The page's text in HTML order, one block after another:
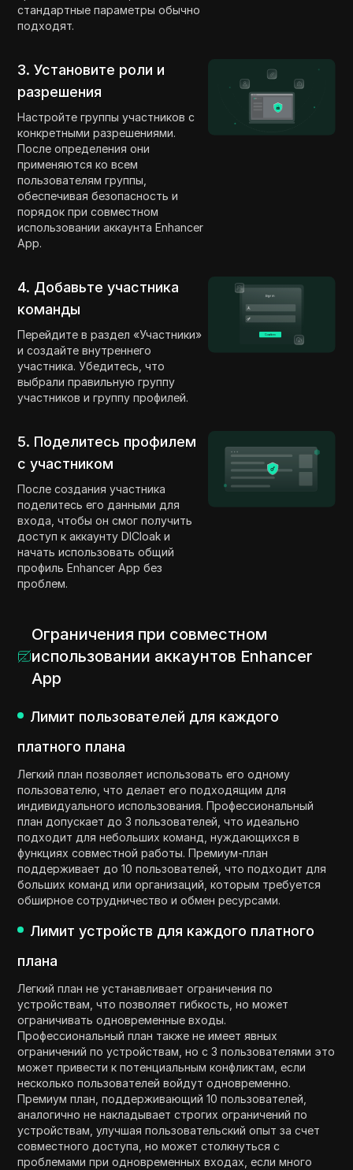
стандартные параметры обычно
подходят.
3. Установите роли и
разрешения
Настройте группы участников с
конкретными разрешениями.
После определения они
применяются ко всем
пользователям группы,
обеспечивая безопасность и
порядок при совместном
использовании аккаунта Enhancer
App.
4. Добавьте участника
команды
Перейдите в раздел «Участники»
и создайте внутреннего
участника. Убедитесь, что
выбрали правильную группу
участников и группу профилей.
5. Поделитесь профилем
с участником
После создания участника
поделитесь его данными для
входа, чтобы он смог получить
доступ к аккаунту DICloak и
начать использовать общий
профиль Enhancer App без
проблем.
Ограничения при совместном
использовании аккаунтов Enhancer
App
Лимит пользователей для каждого
платного плана
Легкий план позволяет использовать его одному
пользователю, что делает его подходящим для
индивидуального использования. Профессиональный
план допускает до 3 пользователей, что идеально
подходит для небольших команд, нуждающихся в
функциях совместной работы. Премиум-план
поддерживает до 10 пользователей, что подходит для
больших команд или организаций, которым требуется
обширное сотрудничество и обмен ресурсами.
Лимит устройств для каждого платного
плана
Легкий план не устанавливает ограничения по
устройствам, что позволяет гибкость, но может
ограничивать одновременные входы.
Профессиональный план также не имеет явных
ограничений по устройствам, но с 3 пользователями это
может привести к потенциальным конфликтам, если
несколько пользователей войдут одновременно.
Премиум план, поддерживающий 10 пользователей,
аналогично не накладывает строгих ограничений по
устройствам, улучшая пользовательский опыт за счет
совместного доступа, но может столкнуться с
проблемами при одновременных входах, если много